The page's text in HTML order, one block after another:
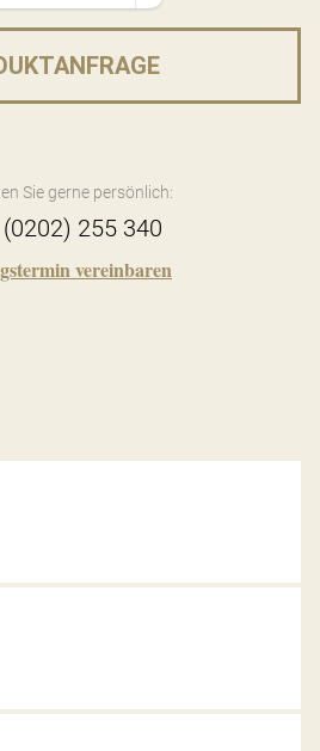
Sie gerne persönlich:
(0202) 255 340
vereinbaren